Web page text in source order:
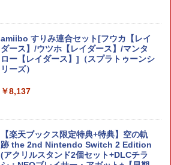
ニンテンドープリペイド番号 5000円|オ
ンラインコード版
￥5,000
【純正品】DualSense ワイヤレスコン
トローラー(CFI-ZCT2J)
￥10,737
【国内正規品】Thrustmaster スラスト
マスター TH8S シフター - PC、PS4、P
S5、PS5 Pro、Xbox One、Xbox Serie
s X|S 対応の高精度 H パターン シフター
￥14,141
￥8,698
『映画 ラブライブ！蓮ノ空女学院スクー
￥8,589
amiibo すりみ連合セット[フウカ【レイ
ダース】/ウツホ【レイダース】/マンタ
ロー【レイダース】]（スプラトゥーンシ
リーズ）
￥8,137
【楽天ブックス限定特典+特典】空の軌
跡 the 2nd Nintendo Switch 2 Edition
(アクリルスタンド2個セット+DLCチラ